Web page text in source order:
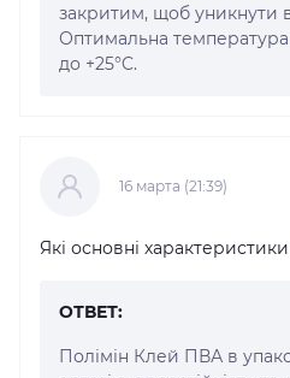
закритим, щоб уникнути
Оптимальна температура
до +25°C.
16 марта (21:39)
Які основні
ОТВЕТ:
Полімін Клей ПВА в